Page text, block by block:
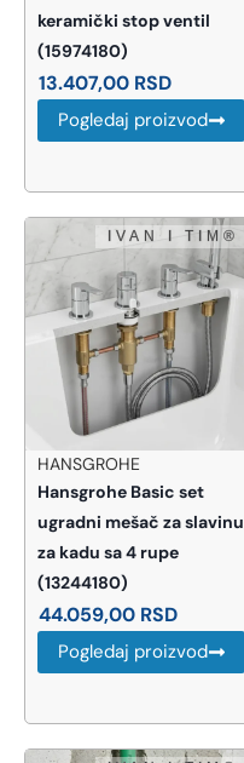
keramički stop ventil
(15974180)
13.407,00 RSD
Pogledaj proizvod
HANSGROHE
Hansgrohe Basic set
ugradni mešač za slavinu
za kadu sa 4 rupe
(13244180)
44.059,00 RSD
Pogledaj proizvod